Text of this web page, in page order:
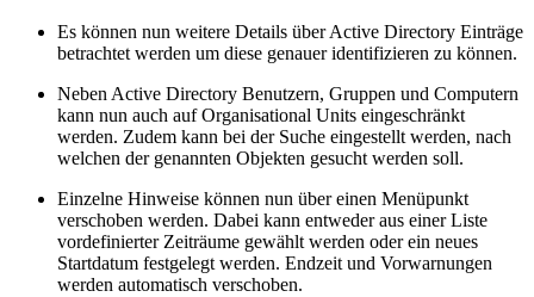
Es können nun weitere Details über Active Directory Einträge
betrachtet werden um diese genauer identifizieren zu können.
Neben Active Directory Benutzern, Gruppen und Computern
kann nun auch auf Organisational Units eingeschränkt
werden. Zudem kann bei der Suche eingestellt werden, nach
welchen der genannten Objekten gesucht werden soll.
Einzelne Hinweise können nun über einen Menüpunkt
verschoben werden. Dabei kann entweder aus einer Liste
vordefinierter Zeiträume gewählt werden oder ein neues
Startdatum festgelegt werden. Endzeit und Vorwarnungen
werden automatisch verschoben.